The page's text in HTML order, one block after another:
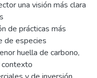
una visión más clara
de prácticas más
de especies
huella de carbono,
contexto